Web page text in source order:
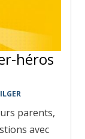
héros
parents,
avec